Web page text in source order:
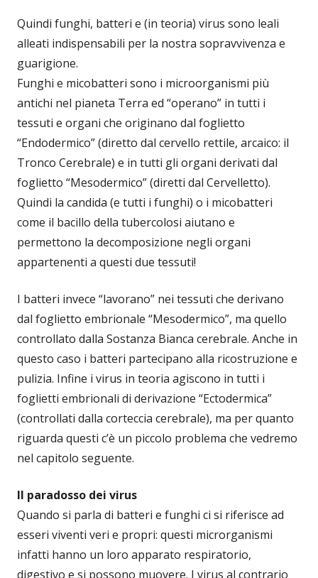
Quindi funghi, batteri e (in teoria) virus sono leali
alleati indispensabili per la nostra sopravvivenza e
guarigione.
Funghi e micobatteri sono i microorganismi più
antichi nel pianeta Terra ed “operano” in tutti i
tessuti e organi che originano dal foglietto
“Endodermico” (diretto dal cervello rettile, arcaico: il
Tronco Cerebrale) e in tutti gli organi derivati dal
foglietto “Mesodermico” (diretti dal Cervelletto).
Quindi la candida (e tutti i funghi) o i micobatteri
come il bacillo della tubercolosi aiutano e
permettono la decomposizione negli organi
appartenenti a questi due tessuti!
I batteri invece “lavorano” nei tessuti che derivano
dal foglietto embrionale “Mesodermico”, ma quello
controllato dalla Sostanza Bianca cerebrale. Anche in
questo caso i batteri partecipano alla ricostruzione e
pulizia. Infine i virus in teoria agiscono in tutti i
foglietti embrionali di derivazione “Ectodermica”
(controllati dalla corteccia cerebrale), ma per quanto
riguarda questi c’è un piccolo problema che vedremo
nel capitolo seguente.
Il paradosso dei virus
Quando si parla di batteri e funghi ci si riferisce ad
esseri viventi veri e propri: questi microrganismi
infatti hanno un loro apparato respiratorio,
digestivo e si possono muovere. I virus al contrario